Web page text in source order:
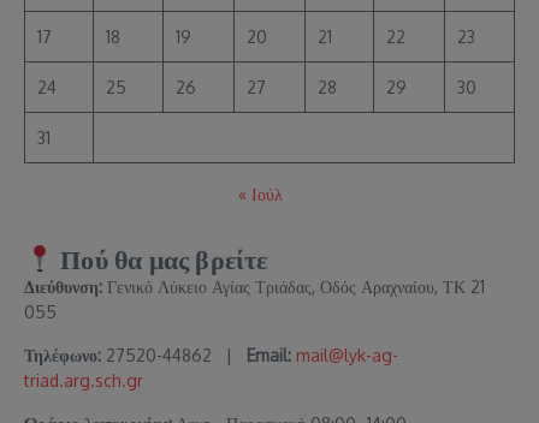
17 18 19 20 21 22 23
24 25 26 27 28 29 30
31
« Ιούλ
Πού θα μας βρείτε
Διεύθυνση: Γενικό Λύκειο Αγίας Τριάδας, Οδός Αραχναίου, ΤΚ 21
055
Τηλέφωνο: 27520-44862 | Email: mail@lyk-ag-
triad.arg.sch.gr